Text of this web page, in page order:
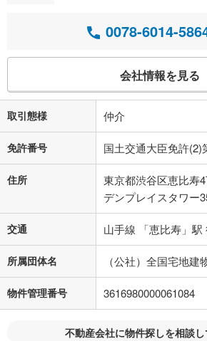
0078-6014-
会社情報を見る
取引態様 仲介
免許番号 国土交通大臣免許(2)
住所
東京都渋谷区恵比寿
デンプレイスタワー
交通 山手線 「恵比寿」駅
所属団体名 （公社）全国宅地建
物件管理番号 3616980000061084
不動産会社に物件探しを相談し